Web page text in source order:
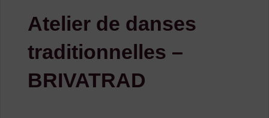
Atelier de danses
traditionnelles –
BRIVATRAD